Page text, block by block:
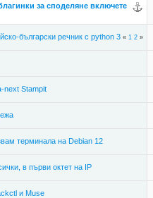
за споделяне включете
български речник с python 3 « 1 2»
next Stampit
терминала на Debian 12
в първи октет на IP
и Muse